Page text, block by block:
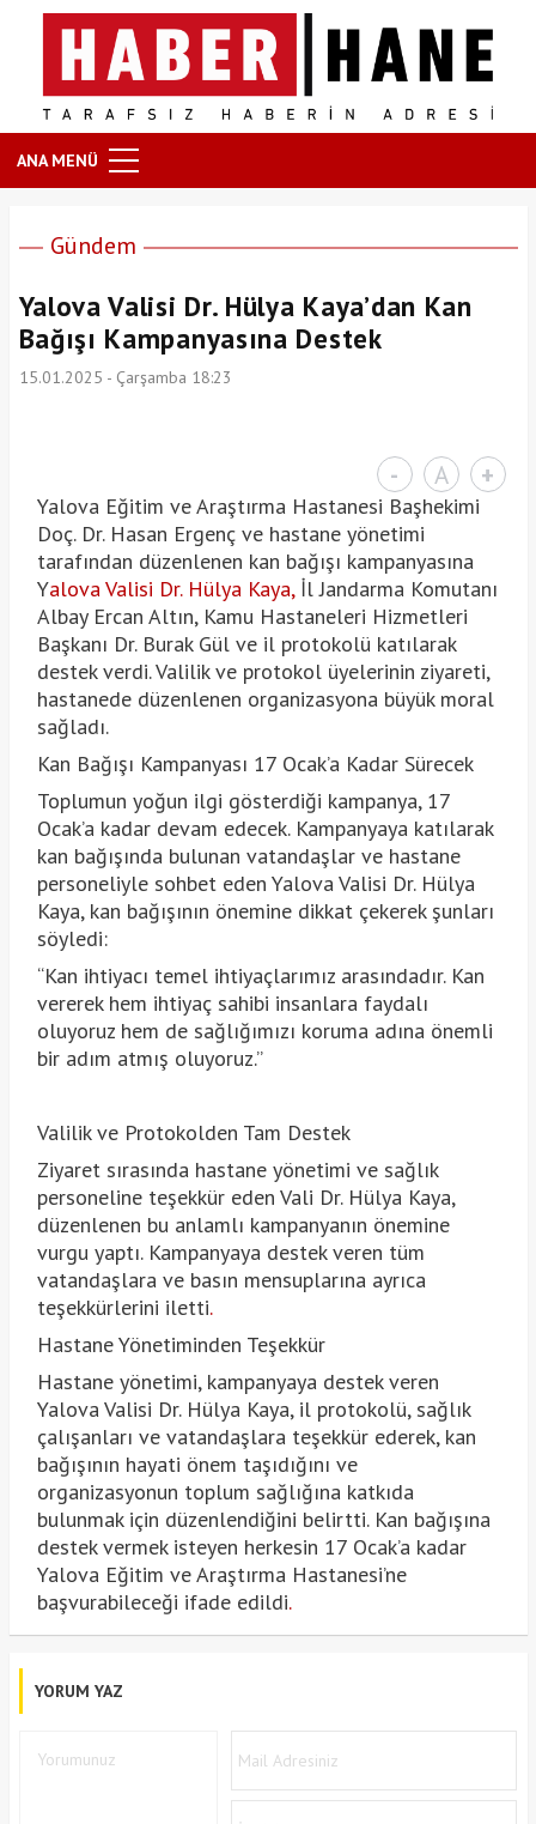
ANA MENÜ
Gündem
Yalova Valisi Dr. Hülya Kaya’dan Kan
Bağışı Kampanyasına Destek
15.01.2025 - Çarşamba 18:23
- A +
Yalova Eğitim ve Araştırma Hastanesi Başhekimi
Doç. Dr. Hasan Ergenç ve hastane yönetimi
tarafından düzenlenen kan bağışı kampanyasına
Yalova Valisi Dr. Hülya Kaya,İl Jandarma Komutanı
Albay Ercan Altın, Kamu Hastaneleri Hizmetleri
Başkanı Dr. Burak Gül ve il protokolü katılarak
destek verdi. Valilik ve protokol üyelerinin ziyareti,
hastanede düzenlenen organizasyona büyük moral
sağladı.
Kan Bağışı Kampanyası 17 Ocak’a Kadar Sürecek
Toplumun yoğun ilgi gösterdiği kampanya, 17
Ocak’a kadar devam edecek. Kampanyaya katılarak
kan bağışında bulunan vatandaşlar ve hastane
personeliyle sohbet eden Yalova Valisi Dr. Hülya
Kaya, kan bağışının önemine dikkat çekerek şunları
söyledi:
“Kan ihtiyacı temel ihtiyaçlarımız arasındadır. Kan
vererek hem ihtiyaç sahibi insanlara faydalı
oluyoruz hem de sağlığımızı koruma adına önemli
bir adım atmış oluyoruz.”
Valilik ve Protokolden Tam Destek
Ziyaret sırasında hastane yönetimi ve sağlık
personeline teşekkür eden Vali Dr. Hülya Kaya,
düzenlenen bu anlamlı kampanyanın önemine
vurgu yaptı. Kampanyaya destek veren tüm
vatandaşlara ve basın mensuplarına ayrıca
teşekkürlerini iletti.
Hastane Yönetiminden Teşekkür
Hastane yönetimi, kampanyaya destek veren
Yalova Valisi Dr. Hülya Kaya, il protokolü, sağlık
çalışanları ve vatandaşlara teşekkür ederek, kan
bağışının hayati önem taşıdığını ve
organizasyonun toplum sağlığına katkıda
bulunmak için düzenlendiğini belirtti. Kan bağışına
destek vermek isteyen herkesin 17 Ocak’a kadar
Yalova Eğitim ve Araştırma Hastanesi’ne
başvurabileceği ifade edildi.
YORUM YAZ